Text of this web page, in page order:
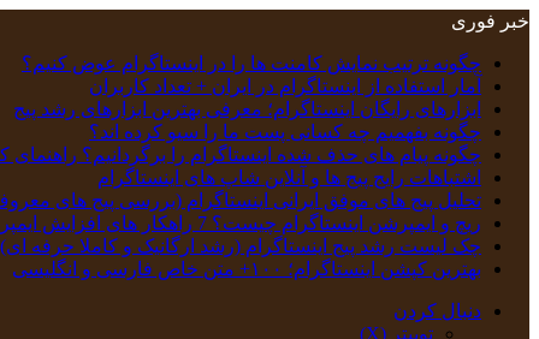
خبر فوری
چگونه ترتیب نمایش کامنت‌ ها را در اینستاگرام عوض کنیم؟
آمار استفاده از اینستاگرام در ایران + تعداد کاربران
ابزارهای رایگان اینستاگرام؛ معرفی بهترین ابزارهای رشد پیج
چگونه بفهمیم چه کسانی پست ما را سیو کرده اند؟
چگونه پیام‌ های حذف‌ شده اینستاگرام را برگردانیم؟ راهنمای
اشتباهات رایج پیج ها و آنلاین شاپ های اینستاگرام
تحلیل پیج‌ های موفق ایرانی اینستاگرام (بررسی پیج های
ریچ و ایمپرشن اینستاگرام چیست؟ 7 راهکار های افزایش ایمپرشن
چک‌ لیست رشد پیج اینستاگرام (رشد ارگانیک و کاملا حرفه ای)
بهترین کپشن‌ اینستاگرام؛ ۱۰۰+ متن خاص فارسی و انگلیسی
دنبال کردن
توییتر (X)